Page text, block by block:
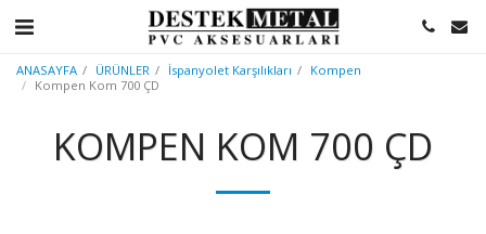
ANASAYFA ÜRÜNLER İspanyolet Karşılıkları
Kompen
Kompen Kom 700 ÇD
KOMPEN KOM 700 ÇD